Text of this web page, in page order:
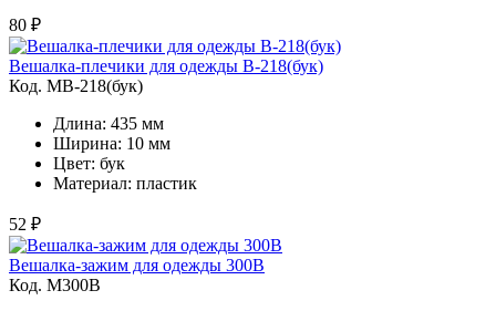
80 ₽
Вешалка-плечики для одежды В-218(бук)
Код. MВ-218(бук)
Длина: 435 мм
Ширина: 10 мм
Цвет: бук
Материал: пластик
52 ₽
Вешалка-зажим для одежды 300B
Код. M300B